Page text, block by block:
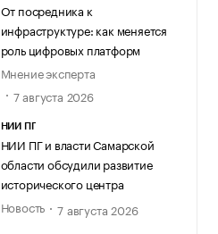
От посредника к
инфраструктуре: как меняется
роль цифровых платформ
Мнение эксперта
7 августа 2026
НИИ ПГ
НИИ ПГ и власти Самарской
области обсудили развитие
исторического центра
Новость
7 августа 2026